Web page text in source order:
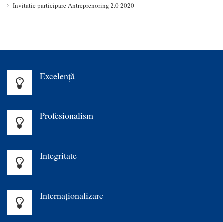
Invitatie participare Antreprenoring 2.0 2020
Excelenţă
Profesionalism
Integritate
Internaționalizare